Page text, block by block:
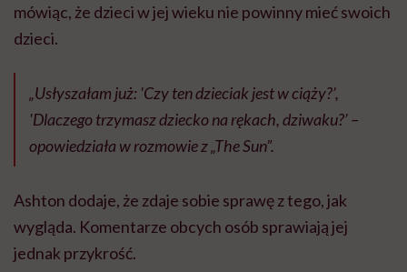
mówiąc, że dzieci w jej wieku nie powinny mieć swoich
dzieci.
„Usłyszałam już: 'Czy ten dzieciak jest w ciąży?’,
'Dlaczego trzymasz dziecko na rękach, dziwaku?’ –
opowiedziała w rozmowie z „The Sun”.
Ashton dodaje, że zdaje sobie sprawę z tego, jak
wygląda. Komentarze obcych osób sprawiają jej
jednak przykrość.